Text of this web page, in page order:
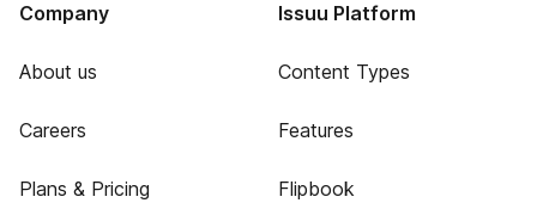
Company
About us
Careers
Plans & Pricing
Issuu Platform
Content Types
Features
Flipbook